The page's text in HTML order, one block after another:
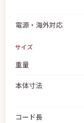
電源・海外対応
サイズ
重量
本体寸法
コード長